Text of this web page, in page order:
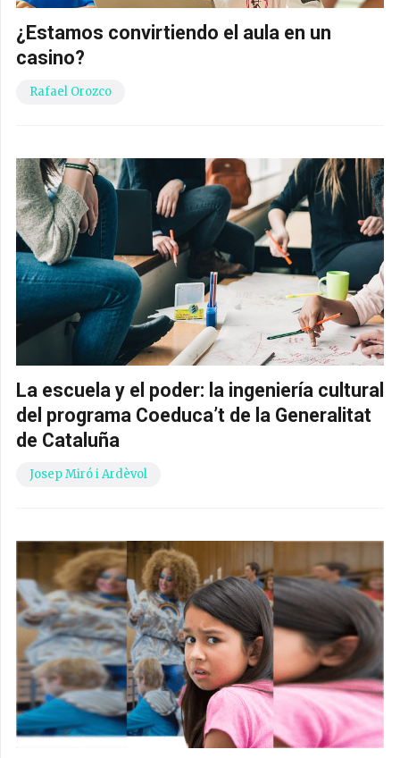
¿Estamos convirtiendo el aula en un
casino?
Rafael Orozco
La escuela y el poder: la ingeniería cultural
del programa Coeduca’t de la Generalitat
de Cataluña
Josep Miró i Ardèvol